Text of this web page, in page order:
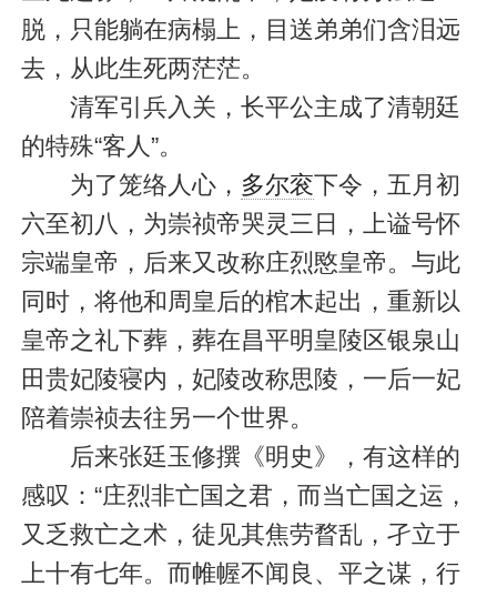
脱，只能躺在病榻上，目送弟弟们含泪远
去，从此生死两茫茫。
清军引兵入关，长平公主成了清朝廷
的特殊“客人”。
为了笼络人心， 多尔衮下令，五月初
六至初八，为崇祯帝哭灵三日，上谥号怀
宗端皇帝，后来又改称庄烈愍皇帝。与此
同时，将他和周皇后的棺木起出，重新以
皇帝之礼下葬，葬在昌平明皇陵区银泉山
田贵妃陵寝内，妃陵改称思陵，一后一妃
陪着崇祯去往另一个世界。
后来张廷玉修撰《明史》，有这样的
感叹：“庄烈非亡国之君，而当亡国之运，
又乏救亡之术，徒见其焦劳瞀乱，孑立于
上十有七年。而帷幄不闻良、平之谋，行